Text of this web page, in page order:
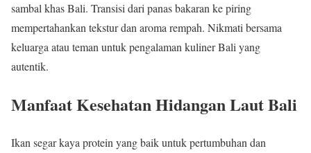
sambal khas Bali. Transisi dari panas bakaran ke piring
mempertahankan tekstur dan aroma rempah. Nikmati bersama
keluarga atau teman untuk pengalaman kuliner Bali yang
autentik.
Manfaat Kesehatan Hidangan Laut Bali
Ikan segar kaya protein yang baik untuk pertumbuhan dan